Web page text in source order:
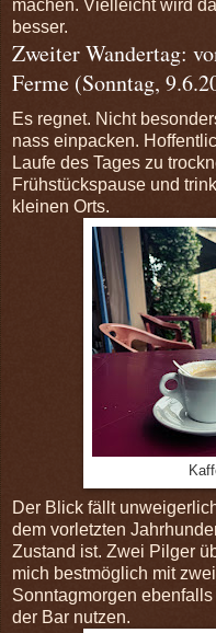
machen. Vielleicht wird
besser.
Zweiter Wandertag:
Ferme (Sonntag,
Es regnet. Nicht
nass einpacken.
Laufe des Tages zu
Frühstückspause und
kleinen Orts.
Der Blick fällt
dem vorletzten
Zustand ist. Zwei Pilger
mich bestmöglich mit
Sonntagmorgen
der Bar nutzen.